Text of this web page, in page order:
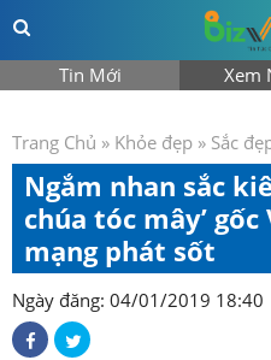
Tin Mới Xem
Trang Chủ » Khỏe đẹp » Sắc
Ngắm nhan sắc
chúa tóc mây’
mạng phát sốt
Ngày đăng: 04/01/2019 18:40